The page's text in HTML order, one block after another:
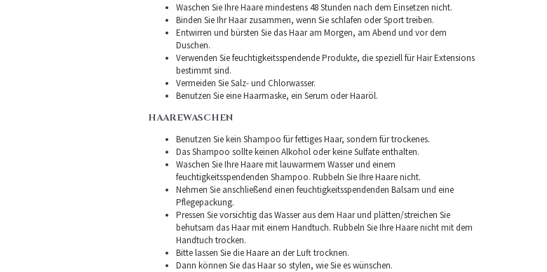
Waschen Sie Ihre Haare mindestens 48 Stunden nach dem Einsetzen nicht.
Binden Sie Ihr Haar zusammen, wenn Sie schlafen oder Sport treiben.
Entwirren und bürsten Sie das Haar am Morgen, am Abend und vor dem
Duschen.
Verwenden Sie feuchtigkeitsspendende Produkte, die speziell für Hair Extensions
bestimmt sind.
Vermeiden Sie Salz- und Chlorwasser.
Benutzen Sie eine Haarmaske, ein Serum oder Haaröl.
HAAREWASCHEN
Benutzen Sie kein Shampoo für fettiges Haar, sondern für trockenes.
Das Shampoo sollte keinen Alkohol oder keine Sulfate enthalten.
Waschen Sie Ihre Haare mit lauwarmem Wasser und einem
feuchtigkeitsspendenden Shampoo. Rubbeln Sie Ihre Haare nicht.
Nehmen Sie anschließend einen feuchtigkeitsspendenden Balsam und eine
Pflegepackung.
Pressen Sie vorsichtig das Wasser aus dem Haar und plätten/streichen Sie
behutsam das Haar mit einem Handtuch. Rubbeln Sie Ihre Haare nicht mit dem
Handtuch trocken.
Bitte lassen Sie die Haare an der Luft trocknen.
Dann können Sie das Haar so stylen, wie Sie es wünschen.